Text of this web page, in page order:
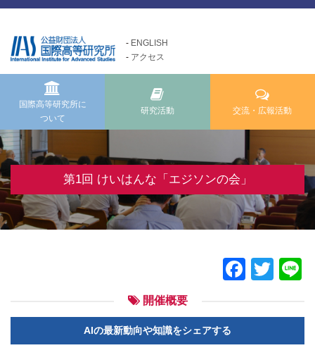
ENGLISH
アクセス
国際高等研究所に
ついて
研究活動 交流・広報活動
About us
国際高等研究所についてTOP
メッセージ
基本理念・ミッション
設立経緯・歩み
組織・運営について
Research Activities
研究活動TOP
研究事業方針
公募研究・その他の研究
研究活動成果
Exchange and Public
Relations Activities
交流・広報活動TOP
けいはんな「ゲーテの会」
けいはんな「meta鼎談」
けいはんな「市民懇談」
IIAS塾ジュニアセミナー
関係機関との連携
第1回 けいはんな「エジソンの会」
開催概要
AIの最新動向や知識をシェアする